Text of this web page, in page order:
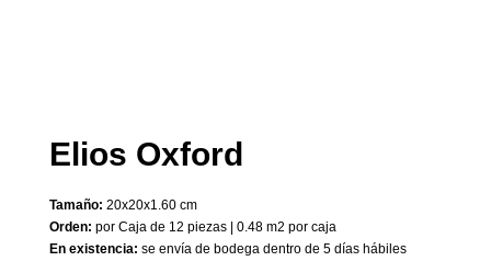
Elios Oxford
Tamaño: 20x20x1.60 cm
Orden: por Caja de 12 piezas | 0.48 m2 por caja
En existencia: se envía de bodega dentro de 5 días hábiles